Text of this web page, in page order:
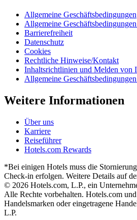
Allgemeine Geschäftsbedingungen
Allgemeine
Barrierefreiheit
Datenschutz
Cookies
Rechtliche Hinweise/Kontakt
Inhaltsrichtlinien und Melden von
Allgemeine
Weitere Informationen
Über uns
Karriere
Reiseführer
Hotels.com Rewards
*Bei einigen Hotels muss die
Check-in erfolgen. Weitere Details auf
© 2026 Hotels.com, L.P., ein
Alle Rechte vorbehalten. Hotels.com
Handelsmarken oder eingetragene
L.P.